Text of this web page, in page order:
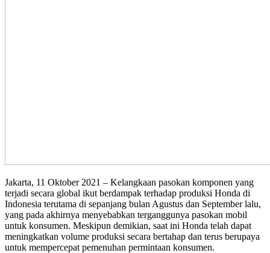
Jakarta, 11 Oktober 2021 – Kelangkaan pasokan komponen yang
terjadi secara global ikut berdampak terhadap produksi Honda di
Indonesia terutama di sepanjang bulan Agustus dan September lalu,
yang pada akhirnya menyebabkan terganggunya pasokan mobil
untuk konsumen. Meskipun demikian, saat ini Honda telah dapat
meningkatkan volume produksi secara bertahap dan terus berupaya
untuk mempercepat pemenuhan permintaan konsumen.